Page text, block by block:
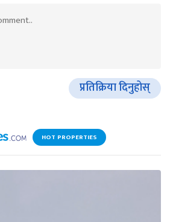
प्रतिक्रिया दिनुहोस्
HOT PROPERTIES